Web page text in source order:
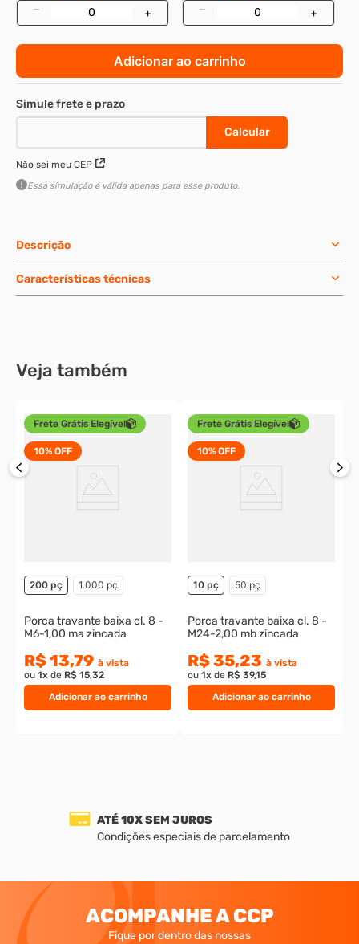
– + – +
Adicionar ao carrinho
Não sei meu CEP
Essa simulação é válida apenas para esse produto.
Descrição
Características técnicas
Veja também
Frete Grátis Elegível
10% OFF
Adicionar ao carrinho
200 pç 1.000 pç
Porca travante baixa cl. 8 -
M6-1,00 ma zincada
R$ 13,79 à vista
ou 1x de R$ 15,32
Frete Grátis Elegível
10% OFF
Adicionar ao carrinho
10 pç 50 pç
Porca travante baixa cl. 8 -
M24-2,00 mb zincada
R$ 35,23 à vista
ou 1x de R$ 39,15
ATÉ 10X SEM JUROS
Condições especiais de parcelamento
ACOMPANHE A CCP
Fique por dentro das nossas